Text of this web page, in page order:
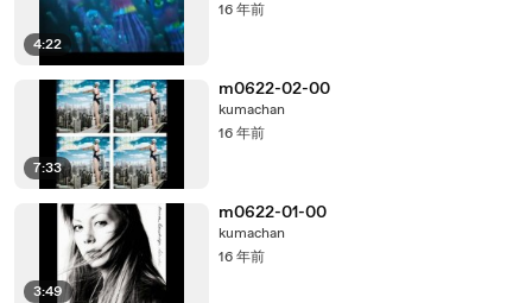
4:22
16 年前
7:33
m0622-02-00
kumachan
16 年前
3:49
m0622-01-00
kumachan
16 年前